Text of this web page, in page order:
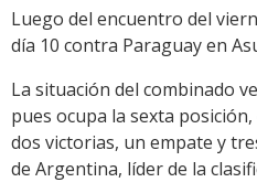
Luego del encuentro del
día 10 contra Paraguay en
La situación del combinado
pues ocupa la sexta
dos victorias, un empate y
de Argentina, líder de la